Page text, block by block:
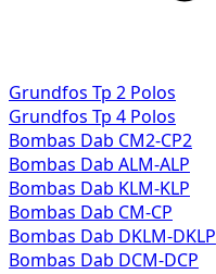
Grundfos Tp 2 Polos
Grundfos Tp 4 Polos
Bombas Dab CM2-CP2
Bombas Dab ALM-ALP
Bombas Dab KLM-KLP
Bombas Dab CM-CP
Bombas Dab DKLM-DKLP
Bombas Dab DCM-DCP